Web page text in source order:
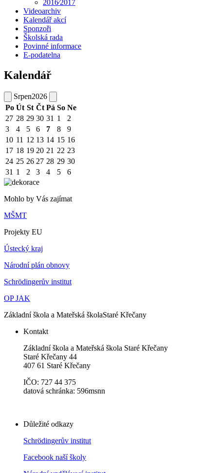
2016⁄2017
Videoarchiv
Kalendář akcí
Sponzoři
Školská rada
Povinné informace
E-podatelna
Kalendář
Srpen2026
Po Út St Čt Pá So Ne
27 28 29 30 31 1
2
3
4 5 6 7 8
9
10 11 12 13 14 15 16
17 18 19 20 21 22 23
24 25 26 27 28 29 30
31 1 2 3 4 5 6
Mohlo by Vás zajímat
MŠMT
Projekty EU
Ústecký kraj
Národní plán obnovy
Schrödingerův institut
OP JAK
Základní škola a Mateřská školaStaré Křečany
Kontakt
Základní škola a Mateřská škola Staré Křečany
Staré Křečany 44
407 61 Staré Křečany
IČO: 727 44 375
datová schránka: 596msnn
Důležité odkazy
Schrödingerův institut
Facebook naší školy